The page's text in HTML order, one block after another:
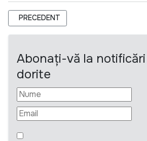
ARTICOL PRECEDENT: AJUNS LA
PRECEDENT
Abonați-vă la
dorite